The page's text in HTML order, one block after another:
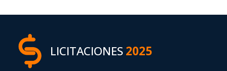
LICITACIONES2025